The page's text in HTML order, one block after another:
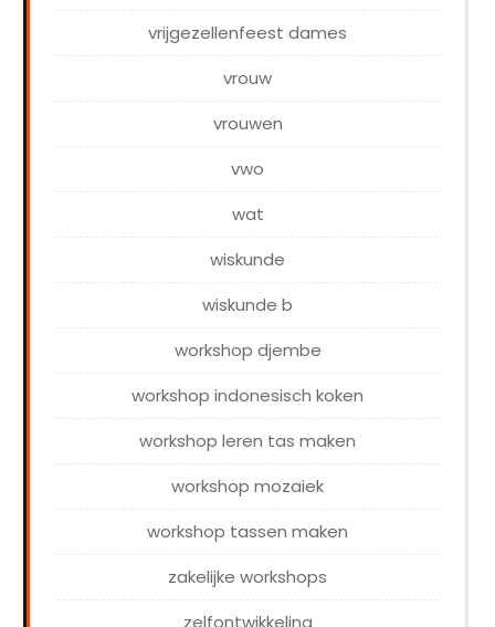
vrijgezellenfeest dames
vrouw
vrouwen
vwo
wat
wiskunde
wiskunde b
workshop djembe
workshop indonesisch koken
workshop leren tas maken
workshop mozaiek
workshop tassen maken
zakelijke workshops
zelfontwikkeling